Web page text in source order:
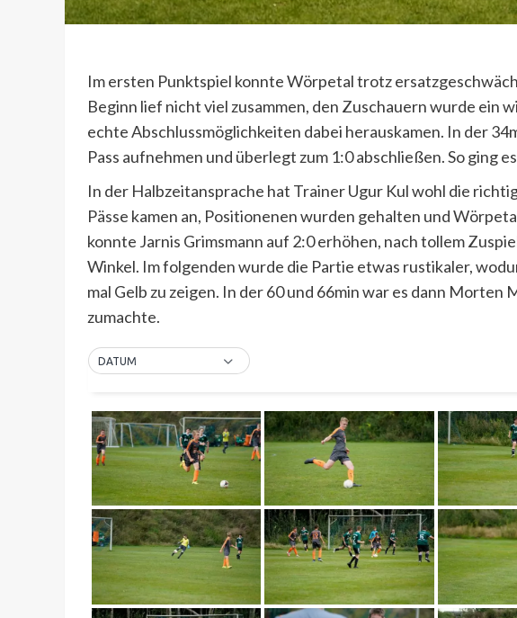
Im ersten Punktspiel konnte Wörpetal trotz
Beginn lief nicht viel zusammen, den Zuschauern wurde ein
echte Abschlussmöglichkeiten dabei herauskamen. In der
Pass aufnehmen und überlegt zum 1:0 abschließen. So ging
In der Halbzeitansprache hat Trainer Ugur Kul wohl die
Pässe kamen an, Positionenen wurden gehalten und
konnte Jarnis Grimsmann auf 2:0 erhöhen, nach tollem
Winkel. Im folgenden wurde die Partie etwas rustikaler,
mal Gelb zu zeigen. In der 60 und 66min war es dann Morten
zumachte.
DATUM